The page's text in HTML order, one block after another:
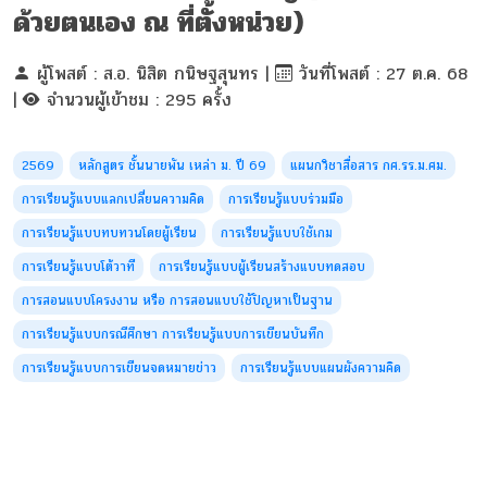
ด้วยตนเอง ณ ที่ตั้งหน่วย)
ผู้โพสต์ : ส.อ. นิสิต กนิษฐสุนทร |
วันที่โพสต์ : 27 ต.ค. 68
|
จำนวนผู้เข้าชม : 295 ครั้ง
2569 หลักสูตร ชั้นนายพัน เหล่า ม. ปี 69
แผนกวิชาสื่อสาร กศ.รร.ม.ศม.
การเรียนรู้แบบแลกเปลี่ยนความคิด
การเรียนรู้แบบร่วมมือ
การเรียนรู้แบบทบทวนโดยผู้เรียน
การเรียนรู้แบบใช้เกม
การเรียนรู้แบบโต้วาที
การเรียนรู้แบบผู้เรียนสร้างแบบทดสอบ
การสอนแบบโครงงาน หรือ การสอนแบบใช้ปัญหาเป็นฐาน
การเรียนรู้แบบกรณีศึกษา การเรียนรู้แบบการเขียนบันทึก
การเรียนรู้แบบการเขียนจดหมายข่าว
การเรียนรู้แบบแผนผังความคิด